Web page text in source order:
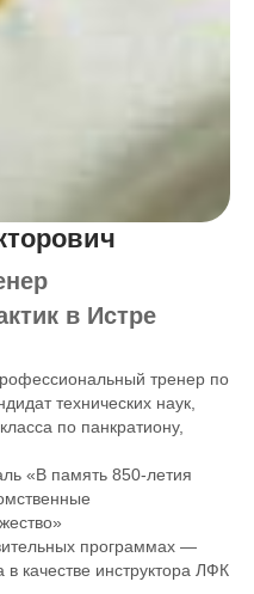
в Истре
тренер по
технических наук,
по панкратиону,
«В память 850-летия
программах —
в качестве инструктора ЛФК